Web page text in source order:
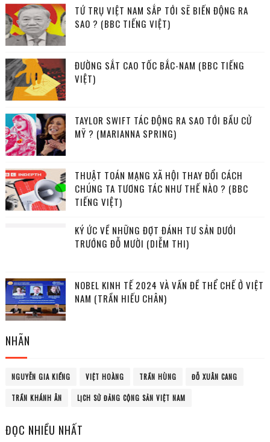
TỨ TRỤ VIỆT NAM SẮP TỚI SẼ BIẾN ĐỘNG RA
SAO ? (BBC TIẾNG VIỆT)
ĐƯỜNG SẮT CAO TỐC BẮC-NAM (BBC TIẾNG
VIỆT)
TAYLOR SWIFT TÁC ĐỘNG RA SAO TỚI BẦU CỬ
MỸ ? (MARIANNA SPRING)
THUẬT TOÁN MẠNG XÃ HỘI THAY ĐỔI CÁCH
CHÚNG TA TƯƠNG TÁC NHƯ THẾ NÀO ? (BBC
TIẾNG VIỆT)
KÝ ỨC VỀ NHỮNG ĐỢT ĐÁNH TƯ SẢN DƯỚI
TRƯỚNG ĐỖ MƯỜI (DIỄM THI)
NOBEL KINH TẾ 2024 VÀ VẤN ĐỀ THỂ CHẾ Ở VIỆT
NAM (TRẦN HIẾU CHÂN)
NHÃN
NGUYỄN GIA KIỂNG VIỆT HOÀNG TRẦN HÙNG ĐỖ XUÂN CANG
TRẦN KHÁNH ÂN LỊCH SỬ ĐẢNG CỘNG SẢN VIỆT NAM
ĐỌC NHIỀU NHẤT